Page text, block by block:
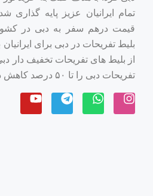
تمام ایرانیان عزیز پایه گذاری
قیمت درهم سفر به دبی در
بلیط تفریحات در دبی برای ایرانیان
از بلیط های تفریحات تخفیف دار
تفریحات دبی را تا ۵۰ درصد کاهش دهید.